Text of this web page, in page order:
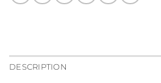
DESCRIPTION